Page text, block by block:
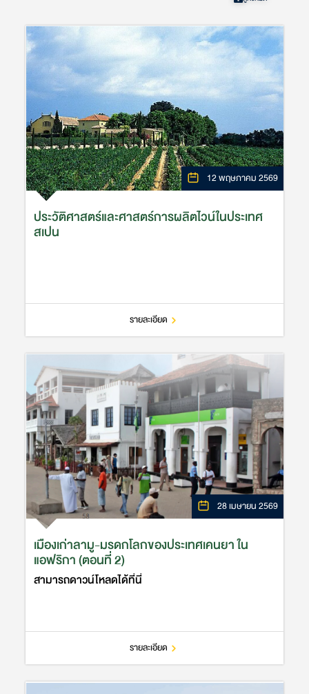
12 พฤษภาคม 2569
ประวัติศาสตร์และศาสตร์การผลิตไวน์ในประเทศ
สเปน
รายละเอียด
28 เมษายน 2569
เมืองเก่าลามู-มรดกโลกของประเทศเคนยา ใน
แอฟริกา (ตอนที่ 2)
สามารถดาวน์โหลดได้ที่นี่
รายละเอียด